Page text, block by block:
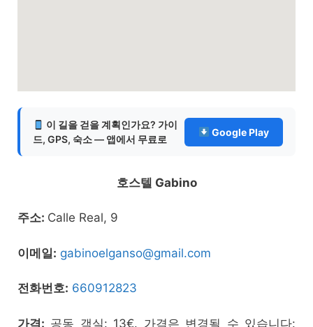
이 길을 걷을 계획인가요? 가이
드, GPS, 숙소 — 앱에서 무료로
Google Play
호스텔 Gabino
주소: Calle Real, 9
이메일: gabinoelganso@gmail.com
전화번호: 660912823
가격: 공동 객실: 13€. 가격은 변경될 수 있습니다: